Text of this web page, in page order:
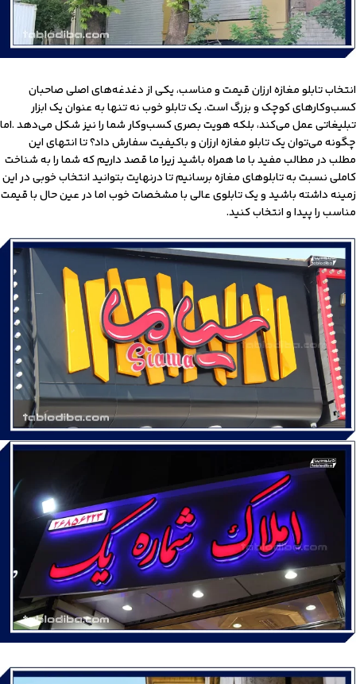
انتخاب تابلو مغازه ارزان قیمت و مناسب، یکی از دغدغه‌های اصلی صاحبان
کسب‌وکارهای کوچک و بزرگ است. یک تابلو خوب نه تنها به عنوان یک ابزار
تبلیغاتی عمل می‌کند، بلکه هویت بصری کسب‌وکار شما را نیز شکل می‌دهد .اما
چگونه می‌توان یک تابلو مغازه ارزان و باکیفیت سفارش داد؟ تا انتهای این
مطلب در مطالب مفید با ما همراه باشید زیرا ما قصد داریم که شما را به شناخت
کاملی نسبت به تابلوهای مغازه برسانیم تا درنهایت بتوانید انتخاب خوبی در این
زمینه داشته باشید و یک تابلوی عالی با مشخصات خوب اما در عین حال با قیمت
مناسب را پیدا و انتخاب کنید.